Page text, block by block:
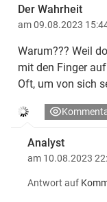
Der Wahrheit
am 09.08.2023
Warum??? Weil
mit den Finger
Oft, um von sich
Analyst
am 10.08.2023
Antwort auf